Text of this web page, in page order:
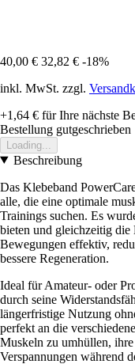
40,00 € 32,82 € -18%
inkl. MwSt. zzgl.
+1,64 € für Ihre nächste
Bestellung gutgeschrieben
Loading...
Beschreibung
Das Klebeband
alle, die eine optimale
Trainings suchen. Es
bieten und gleichzeitig die
Bewegungen effektiv,
bessere Regeneration.
Ideal für Amateur- oder
durch seine
längerfristige Nutzung
perfekt an die
Muskeln zu umhüllen,
Verspannungen während